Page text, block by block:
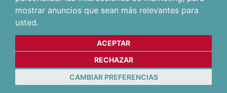
mostrar anuncios que sean más relevantes para
usted.
ACEPTAR
RECHAZAR
CAMBIAR PREFERENCIAS